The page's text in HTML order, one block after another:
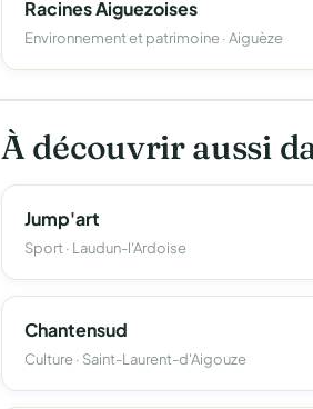
Racines Aiguezoises
Environnement et patrimoine · Aiguèze
À découvrir aussi
Jump'art
Sport · Laudun-l'Ardoise
Chantensud
Culture · Saint-Laurent-d'Aigouze